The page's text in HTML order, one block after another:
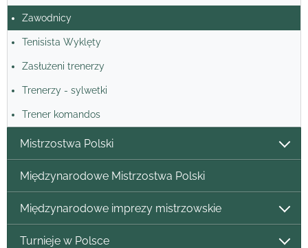
Zawodnicy
Tenisista Wyklęty
Zasłużeni trenerzy
Trenerzy - sylwetki
Trener komandos
Mistrzostwa Polski
Międzynarodowe Mistrzostwa Polski
Międzynarodowe imprezy mistrzowskie
Turnieje w Polsce